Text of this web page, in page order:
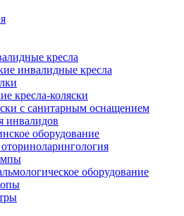
кресла
инвалидные кресла
кресла-коляски
с санитарным оснащением
инвалидов
оборудование
оборудование